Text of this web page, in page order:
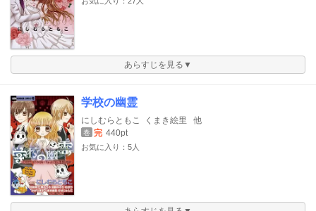
あらすじを見る▼
学校の幽霊
にしむらともこ くまき絵里 他
巻 完 440pt
お気に入り：5人